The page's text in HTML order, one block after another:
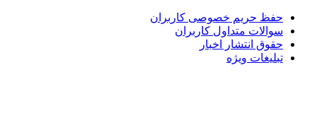
حفظ حریم خصوصی کاربران
سوالات متداول کاربران
حقوق انتشار اخبار
تبلیغات ویژه